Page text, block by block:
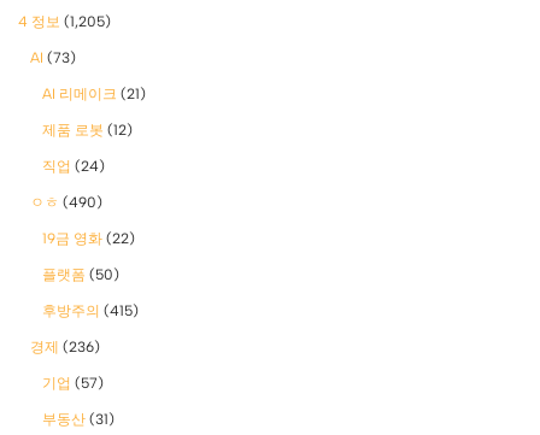
4 정보 (1,205)
AI (73)
AI 리메이크 (21)
제품 로봇 (12)
직업 (24)
ㅇㅎ (490)
19금 영화 (22)
플랫폼 (50)
후방주의 (415)
경제 (236)
기업 (57)
부동산 (31)